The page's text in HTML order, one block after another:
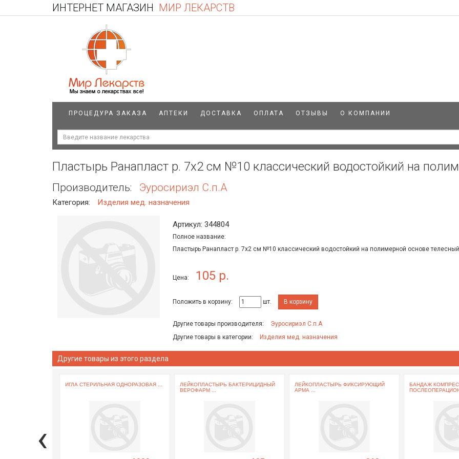
ИНТЕРНЕТ МАГАЗИН МИР ЛЕКАРСТВ
ПРОЦЕДУРА ЗАКАЗА АПТЕКИ ДОСТАВКА ОПЛАТА ОТЗЫВЫ О КОМПАНИИ
Пластырь Ранапласт р. 7х2 см №10 классический водостойкий на
Производитель: Эуросириэл С.п.А
Категория: Изделия мед. назначения
Артикул: 344804
Полное название:
Пластырь Ранапласт р. 7х2 см №10 классический водостойкий на полимерной основе
Цена: 105 р.
Положить в корзину: шт. В корзину
Другие товары производителя:
Эуросириэл С.п.А
Другие товары в категории:
Изделия мед. назначения
Другие товары из этого раздела
ИГЛА СТЕРИЛЬНАЯ ОДНОРАЗОВАЯ ...
ЛЕЙКОПЛАСТЫРЬ БАКТЕРИЦИДНЫЙ
ВЕРОФАРМ ...
ЛЕЙКОПЛАСТЫРЬ ФИКСИРУЮЩИЙ
АРМА ...
БАНДАЖ
‹